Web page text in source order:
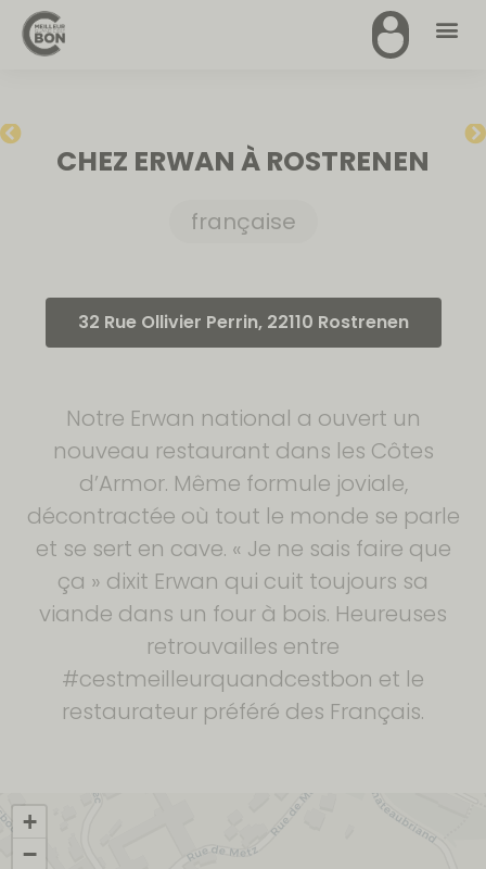
CHEZ ERWAN À ROSTRENEN
française
32 Rue Ollivier Perrin, 22110 Rostrenen
Notre Erwan national a ouvert un
nouveau restaurant dans les Côtes
d’Armor. Même formule joviale,
décontractée où tout le monde se parle
et se sert en cave. « Je ne sais faire que
ça » dixit Erwan qui cuit toujours sa
viande dans un four à bois. Heureuses
retrouvailles entre
#cestmeilleurquandcestbon et le
restaurateur préféré des Français.
+
−